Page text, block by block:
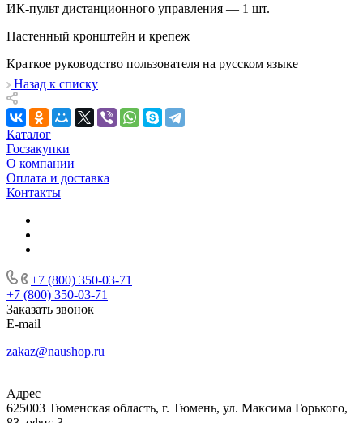
ИК-пульт дистанционного управления — 1 шт.
Настенный кронштейн и крепеж
Краткое руководство пользователя на русском языке
Назад к списку
Каталог
Госзакупки
О компании
Оплата и доставка
Контакты
+7 (800) 350-03-71
+7 (800) 350-03-71
Заказать звонок
E-mail
zakaz@naushop.ru
Адрес
625003 Тюменская область, г. Тюмень, ул. Максима Горького,